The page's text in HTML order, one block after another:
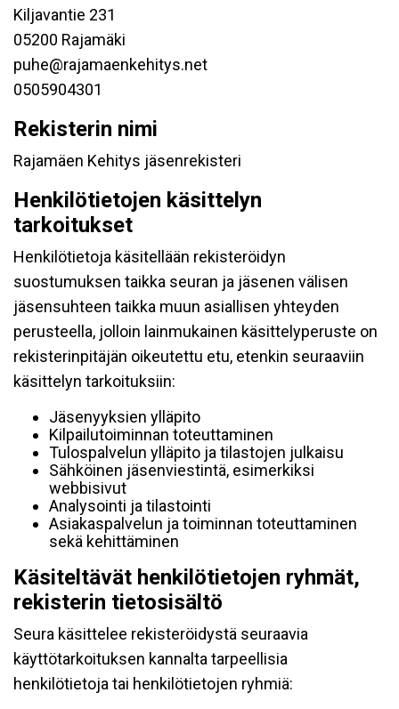
Kiljavantie 231
05200 Rajamäki
puhe@rajamaenkehitys.net
0505904301
Rekisterin nimi
Rajamäen Kehitys jäsenrekisteri
Henkilötietojen käsittelyn
tarkoitukset
Henkilötietoja käsitellään rekisteröidyn
suostumuksen taikka seuran ja jäsenen välisen
jäsensuhteen taikka muun asiallisen yhteyden
perusteella, jolloin lainmukainen käsittelyperuste on
rekisterinpitäjän oikeutettu etu, etenkin seuraaviin
käsittelyn tarkoituksiin:
Jäsenyyksien ylläpito
Kilpailutoiminnan toteuttaminen
Tulospalvelun ylläpito ja tilastojen julkaisu
Sähköinen jäsenviestintä, esimerkiksi
webbisivut
Analysointi ja tilastointi
Asiakaspalvelun ja toiminnan toteuttaminen
sekä kehittäminen
Käsiteltävät henkilötietojen ryhmät,
rekisterin tietosisältö
Seura käsittelee rekisteröidystä seuraavia
käyttötarkoituksen kannalta tarpeellisia
henkilötietoja tai henkilötietojen ryhmiä: